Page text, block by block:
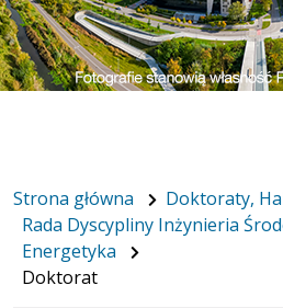
Strona główna
Doktoraty,
Rada Dyscypliny Inżynieria
Energetyka
Doktorat